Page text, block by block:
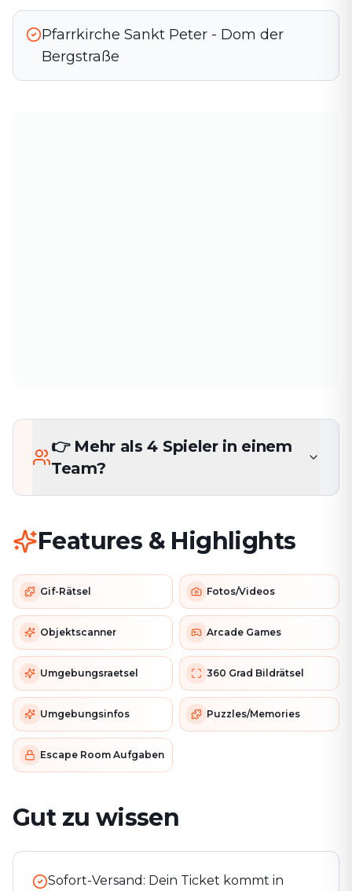
Pfarrkirche Sankt Peter - Dom der
Bergstraße
👉 Mehr als 4 Spieler in einem
Team?
Features & Highlights
Gif-Rätsel Fotos/Videos
Objektscanner Arcade Games
Umgebungsraetsel 360 Grad Bildrätsel
Umgebungsinfos Puzzles/Memories
Escape Room Aufgaben
Gut zu wissen
Sofort-Versand: Dein Ticket kommt in